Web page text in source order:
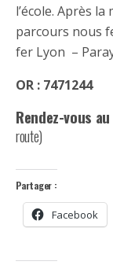
l’école. Après
parcours nous
fer Lyon –
OR : 7471244
Rendez-vous
route)
Partager :
Facebook